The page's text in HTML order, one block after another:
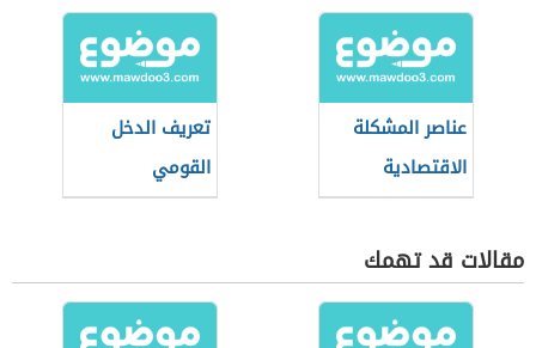
عناصر المشكلة
الاقتصادية
تعريف الدخل
القومي
مقالات قد تهمك